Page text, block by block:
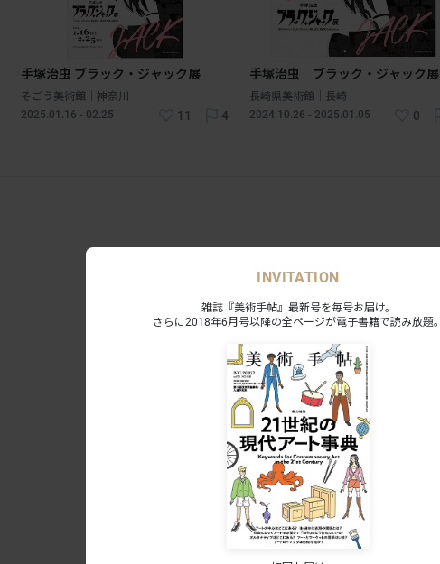
手塚治虫 ブラック・ジャック展
そごう美術館｜神奈川
2025.01.16 - 02.25
11 4
手塚治虫 ブラック・ジャック展
長崎県美術館｜長崎
2024.10.26 - 2025.01.05
0
INVITATION
雑誌『美術手帖』最新号を毎号お届け。
さらに2018年6月号以降の全ページが電子書籍で読み放題。